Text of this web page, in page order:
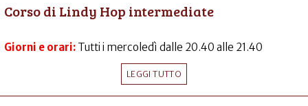
Corso di Lindy Hop intermediate
Giorni e orari: Tutti i mercoledì dalle 20.40 alle 21.40
LEGGI TUTTO